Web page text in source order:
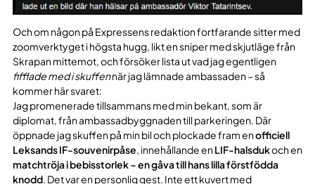
Och om någon på Expressens redaktion fortfarande sitter med
zoomverktyget i högsta hugg, likt en sniper med skjutläge från
Skrapan mittemot, och försöker lista ut vad jag egentligen
fifflade med i skuffennär jag lämnade ambassaden – så
kommer här svaret:
Jag promenerade tillsammans med min bekant, som är
diplomat, från ambassadbyggnaden till parkeringen. Där
öppnade jag skuffen på min bil och plockade fram enofficiell
Leksands IF-souvenirpåse, innehållande enLIF-halsdukoch en
matchtröja i bebisstorlek – en gåva till hans lilla förstfödda
knodd. Det var en personlig gest. Inte ett kuvert med